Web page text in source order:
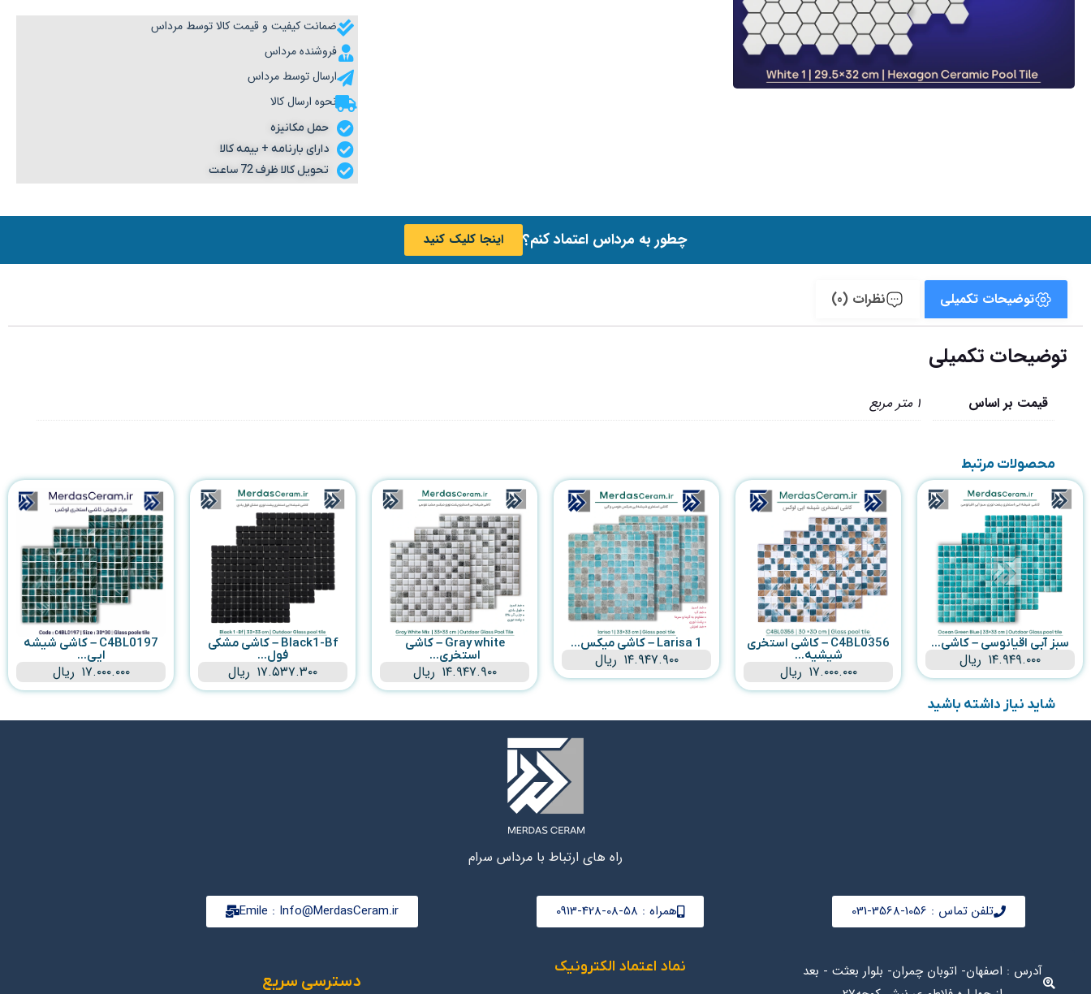
ضمانت کیفیت و قیمت کالا توسط مرداس
فروشنده مرداس
ارسال توسط مرداس
نحوه ارسال کالا
حمل مکانیزه
دارای بارنامه + بیمه کالا
تحویل کالا ظرف 72 ساعت
چطور به مرداس اعتماد کنم؟ اینجا کلیک کنید
توضیحات تکمیلی نظرات (0)
توضیحات تکمیلی
قیمت بر اساس 1 متر مربع
محصولات مرتبط
سبز آبی اقیانوسی – کاشی...
۱۴.۹۴۹.۰۰۰ ریال
C4BL0356 – کاشی استخری
شیشیه...
۱۷.۰۰۰.۰۰۰ ریال
Larisa 1 – کاشی میکس...
۱۴.۹۴۷.۹۰۰ ریال
Gray white – کاشی
استخری...
۱۴.۹۴۷.۹۰۰ ریال
Black1-Bf – کاشی مشکی
فول...
۱۷.۵۳۷.۳۰۰ ریال
C4BL0197 – کاشی شیشه
ایی...
۱۷.۰۰۰.۰۰۰ ریال
شاید نیاز داشته باشید
راه های ارتباط با مرداس سرام
تلفن تماس : 1056-3568-031 همراه : 58-08-428-0913 Emile : Info@MerdasCeram.ir
آدرس : اصفهان- اتوبان چمران- بلوار بعثت - بعد
نماد اعتماد الکترونیک
دسترسی سریع